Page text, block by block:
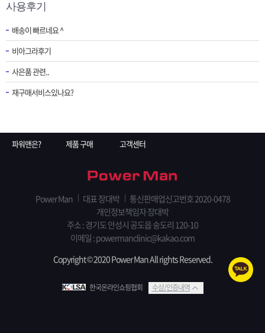
사용후기
배송이 빠르네요 ^
비아그라후기
사은품 관련..
재구매서비스있나요?
파워맨은? 제품 구매 고객센터
Power Man 대표 장대박
통신판매업신고번호 2020-0478
개인정보책임자 장대박
주소 : 경기도 안성시 공도읍 숭도리 120-10
이메일 : powermanclinic@kakao.com
Copyright © 2020 Power Man All rights Reserved.
한국온라인쇼핑협회 수상/인증내역